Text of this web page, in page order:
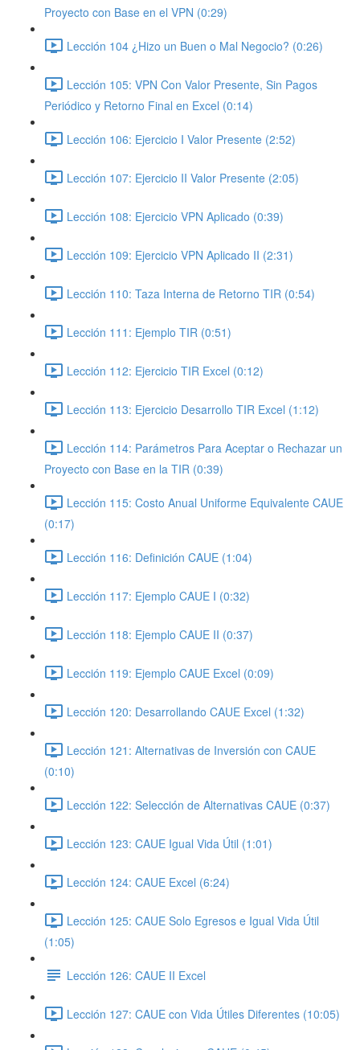
Proyecto con Base en el VPN (0:29)
Lección 104 ¿Hizo un Buen o Mal Negocio? (0:26)
Lección 105: VPN Con Valor Presente, Sin Pagos
Periódico y Retorno Final en Excel (0:14)
Lección 106: Ejercicio I Valor Presente (2:52)
Lección 107: Ejercicio II Valor Presente (2:05)
Lección 108: Ejercicio VPN Aplicado (0:39)
Lección 109: Ejercicio VPN Aplicado II (2:31)
Lección 110: Taza Interna de Retorno TIR (0:54)
Lección 111: Ejemplo TIR (0:51)
Lección 112: Ejercicio TIR Excel (0:12)
Lección 113: Ejercicio Desarrollo TIR Excel (1:12)
Lección 114: Parámetros Para Aceptar o Rechazar un
Proyecto con Base en la TIR (0:39)
Lección 115: Costo Anual Uniforme Equivalente CAUE
(0:17)
Lección 116: Definición CAUE (1:04)
Lección 117: Ejemplo CAUE I (0:32)
Lección 118: Ejemplo CAUE II (0:37)
Lección 119: Ejemplo CAUE Excel (0:09)
Lección 120: Desarrollando CAUE Excel (1:32)
Lección 121: Alternativas de Inversión con CAUE
(0:10)
Lección 122: Selección de Alternativas CAUE (0:37)
Lección 123: CAUE Igual Vida Útil (1:01)
Lección 124: CAUE Excel (6:24)
Lección 125: CAUE Solo Egresos e Igual Vida Útil
(1:05)
Lección 126: CAUE II Excel
Lección 127: CAUE con Vida Útiles Diferentes (10:05)